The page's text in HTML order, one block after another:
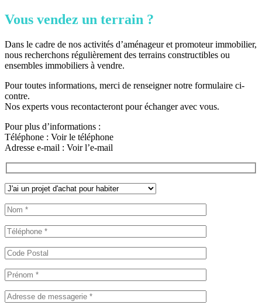
Vous vendez un terrain ?
Dans le cadre de nos activités d’aménageur et promoteur immobilier,
nous recherchons régulièrement des terrains constructibles ou
ensembles immobiliers à vendre.
Pour toutes informations, merci de renseigner notre formulaire ci-
contre.
Nos experts vous recontacteront pour échanger avec vous.
Pour plus d’informations :
Téléphone : Voir le téléphone
Adresse e-mail : Voir l’e-mail